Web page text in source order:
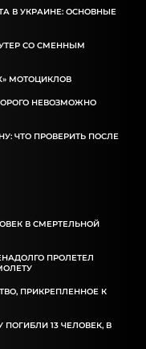
В УКРАИНЕ: ОСНОВНЫЕ
СО СМЕННЫМ
МОТОЦИКЛОВ
НЕВОЗМОЖНО
ЧТО ПРОВЕРИТЬ ПОСЛЕ
В СМЕРТЕЛЬНОЙ
ПРОЛЕТЕЛ
ПРИКРЕПЛЕННОЕ К
13 ЧЕЛОВЕК, В